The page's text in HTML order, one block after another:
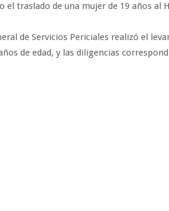
el traslado de una mujer de 19 años al
de Servicios Periciales realizó el
de edad, y las diligencias